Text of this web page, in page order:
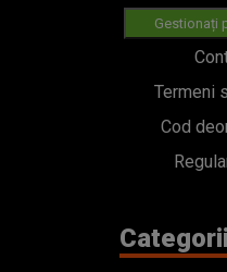
Gestionați
Termeni
Cod
Categorii